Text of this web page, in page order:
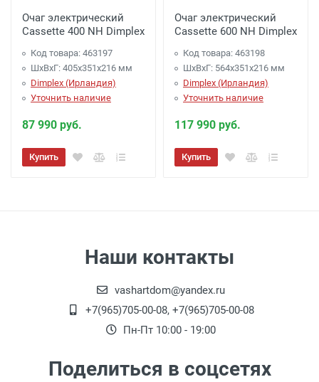
Доставка до терминала ТК *на сумму более
Доставка до терминала ТК * на сумму менее
80 000 руб.- 1000 руб.
* -города отправителя, Список ТК :
Очаг электрический
Cassette 400 NH Dimplex
Код товара: 463197
ШхВхГ: 405х351х216 мм
Dimplex (Ирландия)
Уточнить наличие
87 990 руб.
Купить
Очаг электрический
Cassette 600 NH Dimplex
Код товара: 463198
ШхВхГ: 564х351х216 мм
Dimplex (Ирландия)
Уточнить наличие
117 990 руб.
Купить
Наши контакты
vashartdom@yandex.ru
+7(965)705-00-08, +7(965)705-00-08
Пн-Пт 10:00 - 19:00
Поделиться в соцсетях